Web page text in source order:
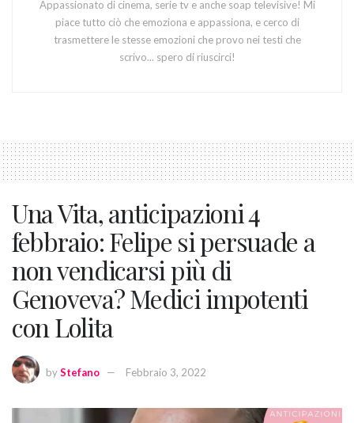
Appassionato di cinema, serie tv e anche soap televisive! Mi
piace tutto ciò che emoziona e appassiona, e cerco di
trasmettere le stesse emozioni che provo nei testi che
scrivo... spero di riuscirci!
Una Vita, anticipazioni 4
febbraio: Felipe si persuade a
non vendicarsi più di
Genoveva? Medici impotenti
con Lolita
byStefano Febbraio 3, 2022